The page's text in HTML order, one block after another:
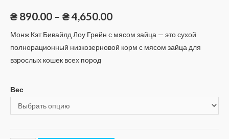
₴ 890.00 – ₴4,650.00
Монж Кэт Бивайлд Лоу Грейн с мясом зайца — это сухой
полнорационный низкозерновой корм с мясом зайца для
взрослых кошек всех пород
Вес